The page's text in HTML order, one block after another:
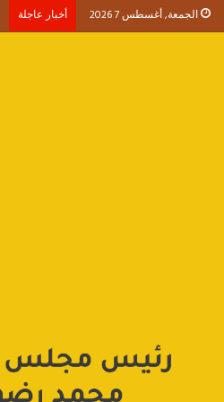
الجمعة, أغسطس 7 2026 أخبار عاجلة